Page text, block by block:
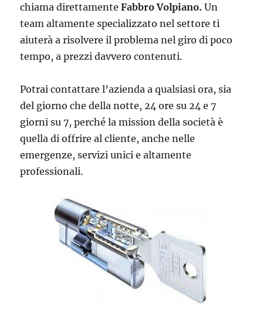
chiama direttamenteFabbro Volpiano.Un
team altamente specializzato nel settore ti
aiuterà a risolvere il problema nel giro di poco
tempo, a prezzi davvero contenuti.
Potrai contattare l’azienda a qualsiasi ora, sia
del giorno che della notte, 24 ore su 24 e 7
giorni su 7, perché la mission della società è
quella di offrire al cliente, anche nelle
emergenze, servizi unici e altamente
professionali.